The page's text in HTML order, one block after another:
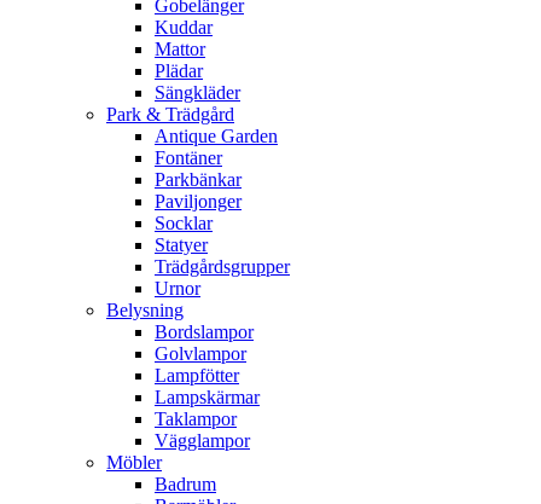
Gobelänger
Kuddar
Mattor
Plädar
Sängkläder
Park & Trädgård
Antique Garden
Fontäner
Parkbänkar
Paviljonger
Socklar
Statyer
Trädgårdsgrupper
Urnor
Belysning
Bordslampor
Golvlampor
Lampfötter
Lampskärmar
Taklampor
Vägglampor
Möbler
Badrum